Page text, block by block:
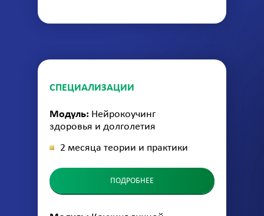
СПЕЦИАЛИЗАЦИИ
Модуль: Нейрокоучинг
здоровья и долголетия
2 месяца теории и практики
ПОДРОБНЕЕ